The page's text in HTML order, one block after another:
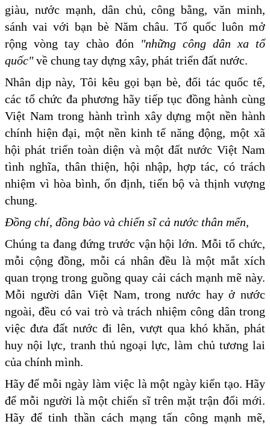
giàu, nước mạnh, dân chủ, công bằng, văn minh,
sánh vai với bạn bè Năm châu. Tổ quốc luôn mở
rộng vòng tay chào đón "những công dân xa tổ
quốc"về chung tay dựng xây, phát triển đất nước.
Nhân dịp này, Tôi kêu gọi bạn bè, đối tác quốc tế,
các tổ chức đa phương hãy tiếp tục đồng hành cùng
Việt Nam trong hành trình xây dựng một nền hành
chính hiện đại, một nền kinh tế năng động, một xã
hội phát triển toàn diện và một đất nước Việt Nam
tình nghĩa, thân thiện, hội nhập, hợp tác, có trách
nhiệm vì hòa bình, ổn định, tiến bộ và thịnh vượng
chung.
Đồng chí, đồng bào và chiến sĩ cả nước thân mến,
Chúng ta đang đứng trước vận hội lớn. Mỗi tổ chức,
mỗi cộng đồng, mỗi cá nhân đều là một mắt xích
quan trọng trong guồng quay cải cách mạnh mẽ này.
Mỗi người dân Việt Nam, trong nước hay ở nước
ngoài, đều có vai trò và trách nhiệm công dân trong
việc đưa đất nước đi lên, vượt qua khó khăn, phát
huy nội lực, tranh thủ ngoại lực, làm chủ tương lai
của chính mình.
Hãy để mỗi ngày làm việc là một ngày kiến tạo. Hãy
để mỗi người là một chiến sĩ trên mặt trận đổi mới.
Hãy để tinh thần cách mạng tấn công mạnh mẽ,